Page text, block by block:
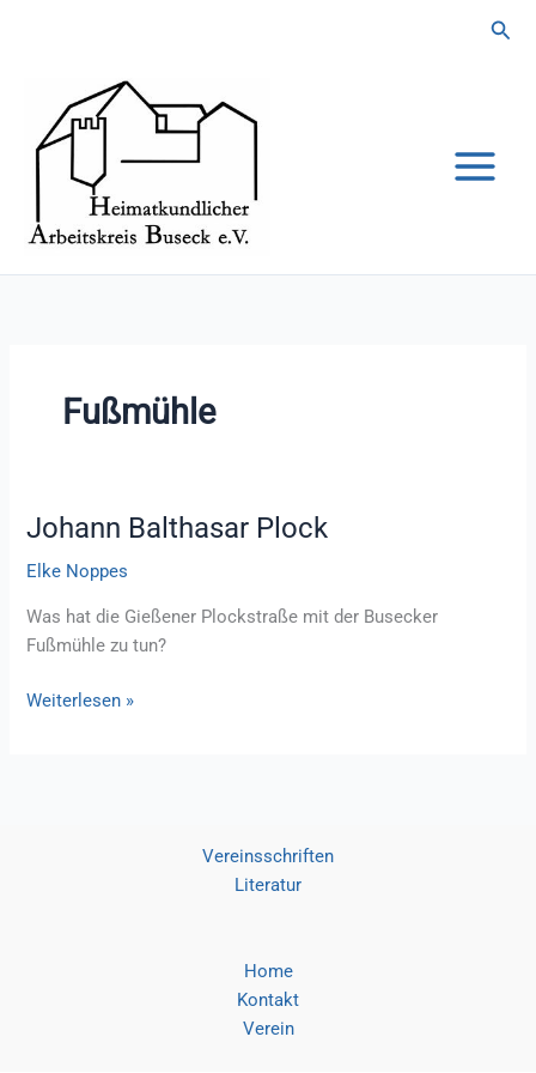
Fußmühle
Johann Balthasar Plock
Elke Noppes
Was hat die Gießener Plockstraße mit der Busecker
Fußmühle zu tun?
Johann
Weiterlesen »
Vereinsschriften
Literatur
Home
Kontakt
Verein